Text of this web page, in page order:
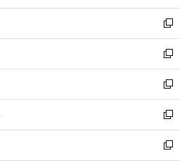
開
く
ウ
で
開
く
ン
ド
ウ
で
開
く
ウ
ィ
ン
ド
ウ
で
開
く
新
し
い
ウ
ィ
ン
ド
ウ
で
開
新
し
い
ウ
ィ
ン
ド
新
し
い
ウ
ィ
新
し
い
新